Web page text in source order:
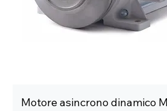
Motore asincrono dinamico